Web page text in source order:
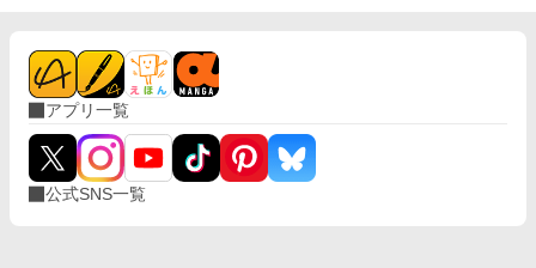
アプリ一覧
公式SNS一覧